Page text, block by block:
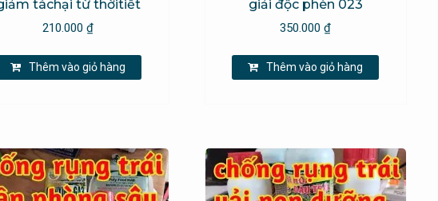
táchại từ thờitiết
210.000₫
Thêm vào giỏ hàng
giải độc phèn 023
350.000₫
Thêm vào giỏ hàng